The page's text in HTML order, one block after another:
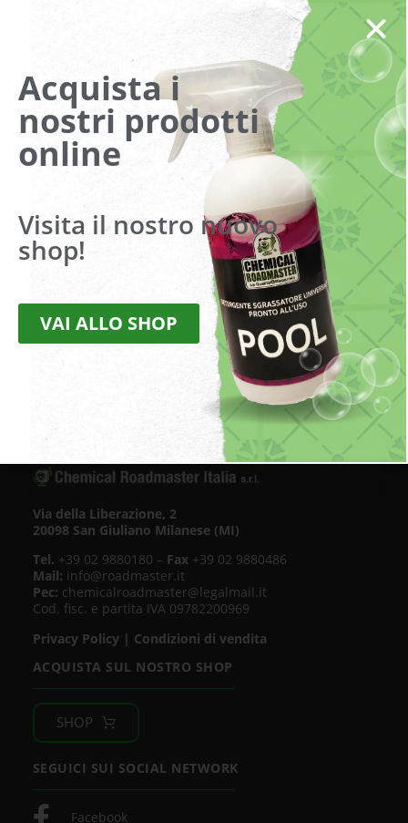
SAPONE
Visualizzazione del risultato
Via della Liberazione, 2
20098 San Giuliano Milanese (MI)
Tel. +39 02 9880180 – Fax+39 02 9880486
Mail: info@roadmaster.it
Pec: chemicalroadmaster@legalmail.it
Cod. fisc. e partita IVA 09782200969
Privacy Policy| Condizioni di vendita
ACQUISTA SUL NOSTRO SHOP
SHOP
SEGUICI SUI SOCIAL NETWORK
Facebook
Acquista i
nostri prodotti
online
Visita il nostro nuovo
shop!
VAI ALLO SHOP